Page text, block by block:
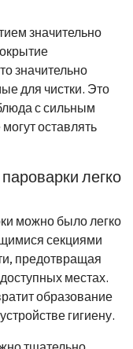
значительно
значительно
для чистки. Это
с сильным
оставлять
легко
можно было легко
секциями
предотвращая
местах.
образование
гигиену.